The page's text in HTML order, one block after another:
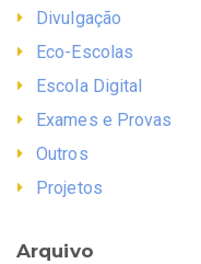
Divulgação
Eco-Escolas
Escola Digital
Exames e Provas
Outros
Projetos
Arquivo